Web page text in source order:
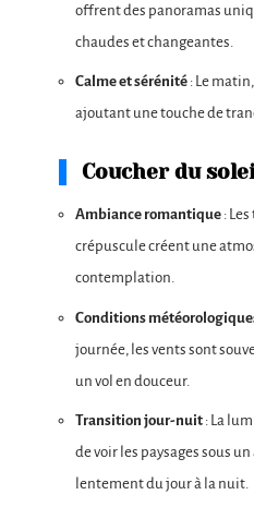
offrent des panoramas
chaudes et changeantes.
Calme et sérénité : Le
ajoutant une touche de
Coucher du
Ambiance romantique :
crépuscule créent une
contemplation.
Conditions
journée, les vents sont
un vol en douceur.
Transition jour-nuit : La
de voir les paysages sous
lentement du jour à la nuit.